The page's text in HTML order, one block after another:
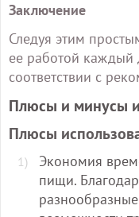
Заключение
Следуя этим
ее работой каждый
соответствии с
Плюсы и минусы
Плюсы
Экономия
пищи.